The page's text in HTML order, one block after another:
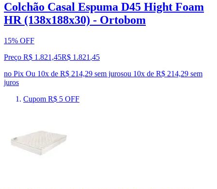
Colchão Casal Espuma D45 Hight Foam
HR (138x188x30) - Ortobom
15% OFF
Preço R$ 1.821,45R$ 1.821 ,45
no Pix Ou 10x de R$ 214,29 sem jurosou 10x de R$ 214,29 sem
juros
Cupom R$ 5 OFF